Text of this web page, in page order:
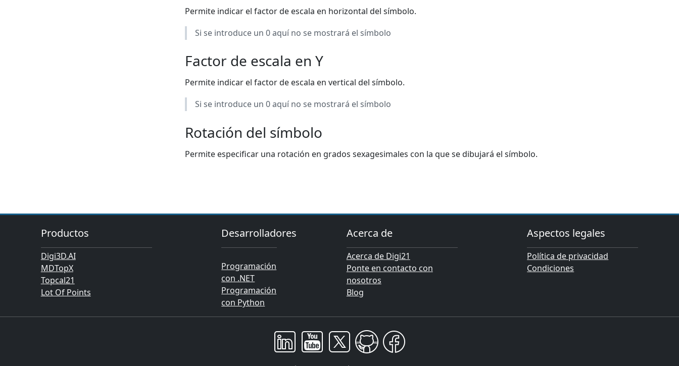
Permite indicar el factor de escala en horizontal del símbolo.
Si se introduce un 0 aquí no se mostrará el símbolo
Factor de escala en Y
Permite indicar el factor de escala en vertical del símbolo.
Si se introduce un 0 aquí no se mostrará el símbolo
Rotación del símbolo
Permite especificar una rotación en grados sexagesimales con la que se dibujará el símbolo.
Productos
Digi3D.AI
MDTopX
Topcal21
Lot Of Points
Desarrolladores
Programación
con .NET
Programación
con Python
Acerca de
Acerca de Digi21
Ponte en contacto con
nosotros
Blog
Aspectos legales
Política de privacidad
Condiciones